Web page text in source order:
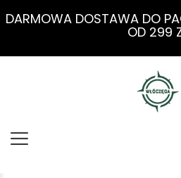
DARMOWA DOSTAWA DO
OD 299